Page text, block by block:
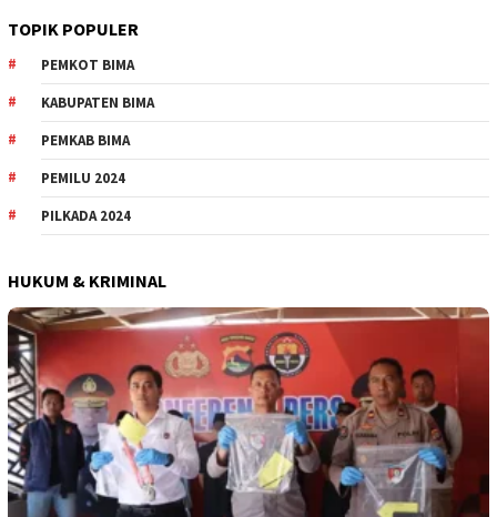
TOPIK POPULER
PEMKOT BIMA
KABUPATEN BIMA
PEMKAB BIMA
PEMILU 2024
PILKADA 2024
HUKUM & KRIMINAL